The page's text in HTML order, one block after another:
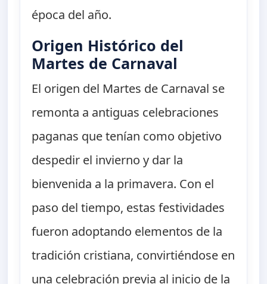
época del año.
Origen Histórico del
Martes de Carnaval
El origen del Martes de Carnaval se
remonta a antiguas celebraciones
paganas que tenían como objetivo
despedir el invierno y dar la
bienvenida a la primavera. Con el
paso del tiempo, estas festividades
fueron adoptando elementos de la
tradición cristiana, convirtiéndose en
una celebración previa al inicio de la